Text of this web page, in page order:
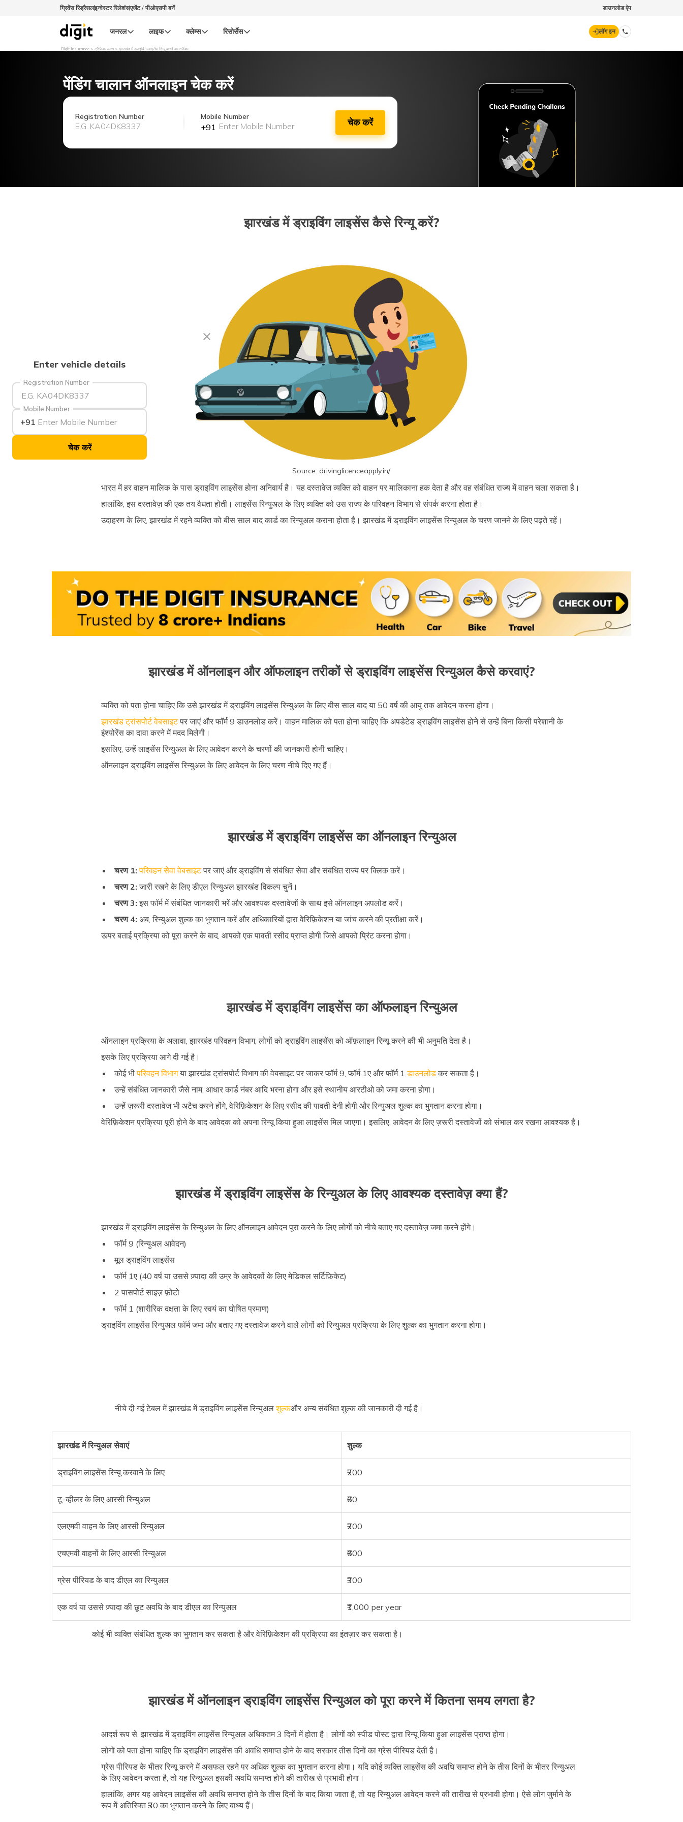
ग्रिवेंस रिड्रैसलइन्वेस्टर रिलेशंसएजेंट / पीओएसपी बनें डाउनलोड ऐप
जनरल लाइफ क्लेम्स रिसोर्सेस लॉग इन
70260 61234
hello@godigit.com
Digit Insurance ट्रैफिक रूल्स झारखंड में ड्राइविंग लाइसेंस रिन्यू करने का तरीका
पेंडिंग चालान ऑनलाइन चेक करें
Registration Number Mobile Number
+91 चेक करें
Enter vehicle details
Registration Number
Mobile Number
+91
चेक करें
झारखंड में ड्राइविंग लाइसेंस कैसे रिन्यू करें?
Source: drivinglicenceapply.in/
भारत में हर वाहन मालिक के पास ड्राइविंग लाइसेंस होना अनिवार्य है। यह दस्तावेज व्यक्ति को वाहन पर मालिकाना हक देता है और वह संबंधित राज्य में वाहन चला सकता है।
हालांकि, इस दस्तावेज़ की एक तय वैधता होती। लाइसेंस रिन्युअल के लिए व्यक्ति को उस राज्य के परिवहन विभाग से संपर्क करना होता है।
उदाहरण के लिए, झारखंड में रहने व्यक्ति को बीस साल बाद कार्ड का रिन्युअल कराना होता है। झारखंड में ड्राइविंग लाइसेंस रिन्युअल के चरण जानने के लिए पढ़ते रहें।
झारखंड में ऑनलाइन और ऑफलाइन तरीकों से ड्राइविंग लाइसेंस रिन्युअल कैसे करवाएं?
व्यक्ति को पता होना चाहिए कि उसे झारखंड में ड्राइविंग लाइसेंस रिन्युअल के लिए बीस साल बाद या 50 वर्ष की आयु तक आवेदन करना होगा।
झारखंड ट्रांसपोर्ट वेबसाइटपर जाएं और फॉर्म 9 डाउनलोड करें। वाहन मालिक को पता होना चाहिए कि अपडेटेड ड्राइविंग लाइसेंस होने से उन्हें बिना किसी परेशानी के
इंश्योरेंस का दावा करने में मदद मिलेगी।
इसलिए, उन्हें लाइसेंस रिन्युअल के लिए आवेदन करने के चरणों की जानकारी होनी चाहिए।
ऑनलाइन ड्राइविंग लाइसेंस रिन्युअल के लिए आवेदन के लिए चरण नीचे दिए गए हैं।
झारखंड में ड्राइविंग लाइसेंस का ऑनलाइन रिन्युअल
चरण 1: परिवहन सेवा वेबसाइटपर जाएं और ड्राइविंग से संबंधित सेवा और संबंधित राज्य पर क्लिक करें।
चरण 2: जारी रखने के लिए डीएल रिन्युअल झारखंड विकल्प चुनें।
चरण 3: इस फॉर्म में संबंधित जानकारी भरें और आवश्यक दस्तावेजों के साथ इसे ऑनलाइन अपलोड करें।
चरण 4:अब, रिन्युअल शुल्क का भुगतान करें और अधिकारियों द्वारा वेरिफ़िकेशन या जांच करने की प्रतीक्षा करें।
ऊपर बताई प्रक्रिया को पूरा करने के बाद, आपको एक पावती रसीद प्राप्त होगी जिसे आपको प्रिंट करना होगा।
झारखंड में ड्राइविंग लाइसेंस का ऑफलाइन रिन्युअल
ऑनलाइन प्रक्रिया के अलावा, झारखंड परिवहन विभाग, लोगों को ड्राइविंग लाइसेंस को ऑफ़लाइन रिन्यू करने की भी अनुमति देता है।
इसके लिए प्रक्रिया आगे दी गई है।
कोई भीपरिवहन विभागया झारखंड ट्रांसपोर्ट विभाग की वेबसाइट पर जाकर फॉर्म 9, फॉर्म 1ए और फॉर्म 1डाउनलोडकर सकता है।
उन्हें संबंधित जानकारी जैसे नाम, आधार कार्ड नंबर आदि भरना होगा और इसे स्थानीय आरटीओ को जमा करना होगा।
उन्हें ज़रूरी दस्तावेज भी अटैच करने होंगे, वेरिफ़िकेशन के लिए रसीद की पावती देनी होगी और रिन्युअल शुल्क का भुगतान करना होगा।
वेरिफ़िकेशन प्रक्रिया पूरी होने के बाद आवेदक को अपना रिन्यू किया हुआ लाइसेंस मिल जाएगा। इसलिए, आवेदन के लिए ज़रूरी दस्तावेजों को संभाल कर रखना आवश्यक है।
झारखंड में ड्राइविंग लाइसेंस के रिन्युअल के लिए आवश्यक दस्तावेज़ क्या हैं?
झारखंड में ड्राइविंग लाइसेंस के रिन्युअल के लिए ऑनलाइन आवेदन पूरा करने के लिए लोगों को नीचे बताए गए दस्तावेज़ जमा करने होंगे।
फॉर्म 9 (रिन्युअल आवेदन)
मूल ड्राइविंग लाइसेंस
फॉर्म 1ए (40 वर्ष या उससे ज़्यादा की उम्र के आवेदकों के लिए मेडिकल सर्टिफ़िकेट)
2 पासपोर्ट साइज़ फ़ोटो
फॉर्म 1 (शारीरिक दक्षता के लिए स्वयं का घोषित प्रमाण)
ड्राइविंग लाइसेंस रिन्युअल फॉर्म जमा और बताए गए दस्तावेज करने वाले लोगों को रिन्युअल प्रक्रिया के लिए शुल्क का भुगतान करना होगा।
नीचे दी गई टेबल में झारखंड में ड्राइविंग लाइसेंस रिन्युअलशुल्कऔर अन्य संबंधित शुल्क की जानकारी दी गई है।
झारखंड में रिन्युअल सेवाएं शुल्क
ड्राइविंग लाइसेंस रिन्यू करवाने के लिए ₹200
टू-व्हीलर के लिए आरसी रिन्युअल ₹60
एलएमवी वाहन के लिए आरसी रिन्युअल ₹200
एचएमवी वाहनों के लिए आरसी रिन्युअल ₹600
ग्रेस पीरियड के बाद डीएल का रिन्युअल ₹300
एक वर्ष या उससे ज़्यादा की छूट अवधि के बाद डीएल का रिन्युअल ₹1,000 per year
कोई भी व्यक्ति संबंधित शुल्क का भुगतान कर सकता है और वेरिफ़िकेशन की प्रक्रिया का इंतज़ार कर सकता है।
झारखंड में ऑनलाइन ड्राइविंग लाइसेंस रिन्युअल को पूरा करने में कितना समय लगता है?
आदर्श रूप से, झारखंड में ड्राइविंग लाइसेंस रिन्युअल अधिकतम 3 दिनों में होता है। लोगों को स्पीड पोस्ट द्वारा रिन्यू किया हुआ लाइसेंस प्राप्त होगा।
लोगों को पता होना चाहिए कि ड्राइविंग लाइसेंस की अवधि समाप्त होने के बाद सरकार तीस दिनों का ग्रेस पीरियड देती है।
ग्रेस पीरियड के भीतर रिन्यू करने में असफल रहने पर अधिक शुल्क का भुगतान करना होगा। यदि कोई व्यक्ति लाइसेंस की अवधि समाप्त होने के तीस दिनों के भीतर रिन्युअल
के लिए आवेदन करता है, तो यह रिन्युअल इसकी अवधि समाप्त होने की तारीख से प्रभावी होगा।
हालांकि, अगर यह आवेदन लाइसेंस की अवधि समाप्त होने के तीस दिनों के बाद किया जाता है, तो यह रिन्युअल आवेदन करने की तारीख से प्रभावी होगा। ऐसे लोग जुर्माने के
रूप में अतिरिक्त ₹30 का भुगतान करने के लिए बाध्य हैं।